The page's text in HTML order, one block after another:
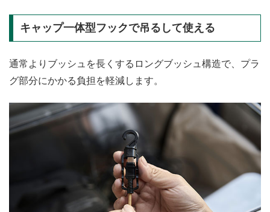
キャップ一体型フックで吊るして使える
通常よりブッシュを長くするロングブッシュ構造で、プラ
グ部分にかかる負担を軽減します。